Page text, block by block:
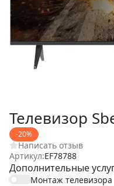
Телевизор
-20%
Написать отзыв
Артикул:EF78788
Дополнительные
Монтаж телевизора